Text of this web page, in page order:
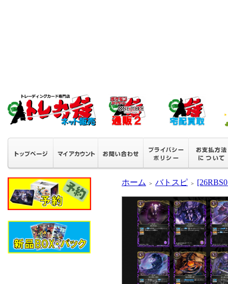
ホーム ＞ バトスピ ＞